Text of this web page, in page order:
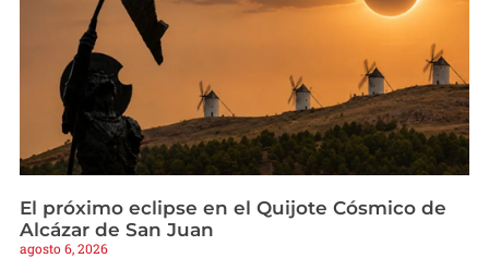
El próximo eclipse en el Quijote Cósmico de
Alcázar de San Juan
agosto 6, 2026